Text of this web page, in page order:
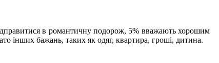
в романтичну подорож, 5% вважають хорошим
інших бажань, таких як одяг, квартира, гроші, дитина.